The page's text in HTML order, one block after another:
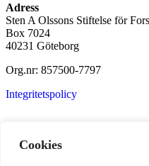
Cookies
Adress
Sten A Olssons Stiftelse för
Box 7024
40231 Göteborg
Org.nr: 857500-7797
Integritetspolicy
Prenumerera på